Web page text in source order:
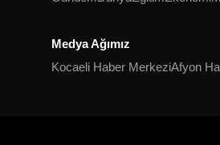
Medya Ağımız
Kocaeli Haber MerkeziAfyon